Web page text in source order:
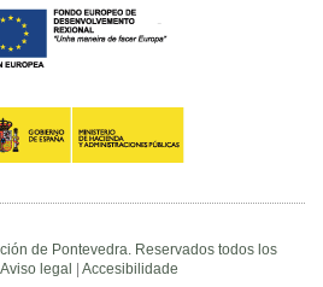
de Pontevedra. Reservados todos los
Aviso legal Accesibilidade